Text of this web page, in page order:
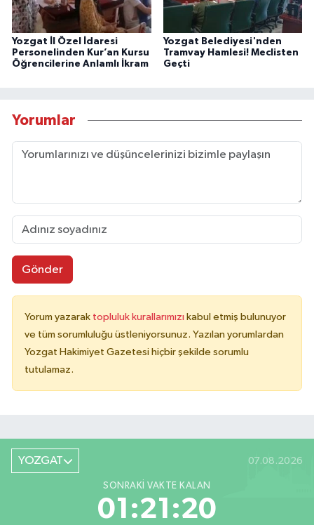
Yozgat İl Özel İdaresi
Personelinden Kur’an Kursu
Öğrencilerine Anlamlı İkram
Yozgat Belediyesi'nden
Tramvay Hamlesi! Meclisten
Geçti
Yorumlar
Gönder
Yorum yazarak topluluk kurallarımızı kabul etmiş bulunuyor
ve tüm sorumluluğu üstleniyorsunuz. Yazılan yorumlardan
Yozgat Hakimiyet Gazetesi hiçbir şekilde sorumlu
tutulamaz.
YOZGAT 07.08.2026
SONRAKI VAKTE KALAN
01:21:20